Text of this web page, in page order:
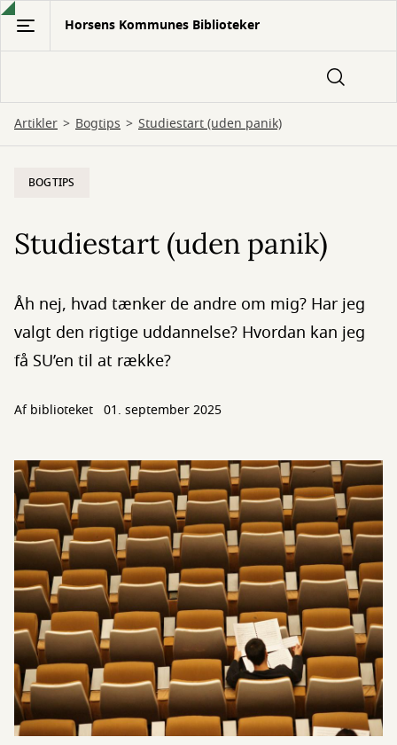
Gå
hovedindhold
Horsens Kommunes Biblioteker
Artikler Bogtips Studiestart (uden panik)
BOGTIPS
Studiestart (uden panik)
Åh nej, hvad tænker de andre om mig? Har jeg
valgt den rigtige uddannelse? Hvordan kan jeg
få SU’en til at række?
Af biblioteket 01. september 2025